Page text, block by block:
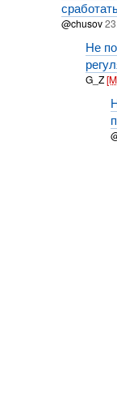
@chusov
Не
G_Z